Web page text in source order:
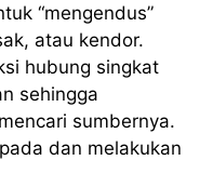
“mengendus”
atau kendor.
hubung singkat
sehingga
sumbernya.
dan melakukan